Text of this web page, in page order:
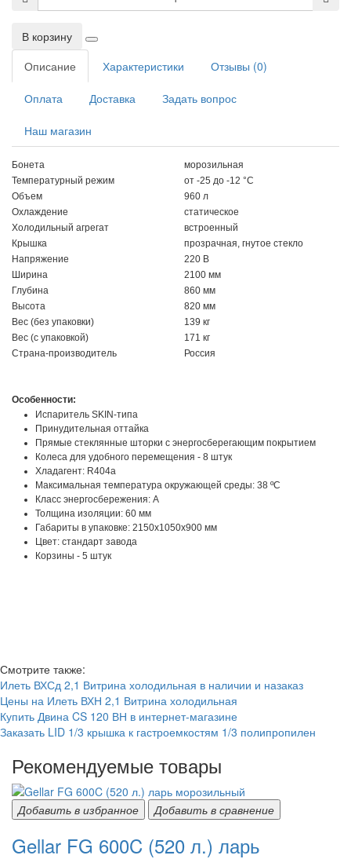
В корзину
Описание
Характеристики Отзывы (0)
Оплата Доставка Задать вопрос
Наш магазин
Бонета
морозильная
Температурный режим
от -25 до -12 °C
Объем
960 л
Охлаждение
статическое
Холодильный агрегат
встроенный
Крышка
прозрачная, гнутое стекло
Напряжение
220 В
Ширина
2100 мм
Глубина
860 мм
Высота
820 мм
Вес (без упаковки)
139 кг
Вес (с упаковкой)
171 кг
Страна-производитель
Россия
Особенности:
Испаритель SKIN-типа
Принудительная оттайка
Прямые стеклянные шторки с энергосберегающим покрытием
Колеса для удобного перемещения - 8 штук
Хладагент: R404a
Максимальная температура окружающей среды: 38 ºC
Класс энергосбережения: А
Толщина изоляции: 60 мм
Габариты в упаковке: 2150х1050х900 мм
Цвет: стандарт завода
Корзины - 5 штук
Смотрите также:
Илеть ВХСд 2,1 Витрина холодильная в наличии и назаказ
Цены на Илеть ВХН 2,1 Витрина холодильная
Купить Двина CS 120 ВН в интернет-магазине
Заказать LID 1/3 крышка к гастроемкостям 1/3 полипропилен
Рекомендуемые товары
Добавить в избранное Добавить в сравнение
Gellar FG 600C (520 л.) ларь